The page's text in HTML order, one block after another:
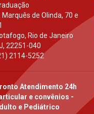
Marquês de Olinda, 70 e
Rio de Janeiro
,22251-040
2114-5252
Atendimento 24h
e convênios -
e Pediátrico